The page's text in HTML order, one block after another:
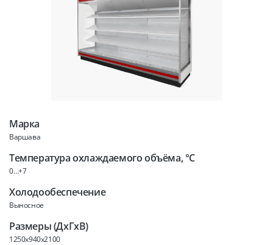
Марка
Варшава
Температура охлаждаемого объёма, °C
0…+7
Холодообеспечение
Выносное
Размеры (ДхГхВ)
1250x940x2100